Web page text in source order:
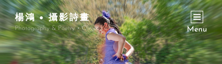
楊鴻 • 攝影詩畫
Photography & Poetry • Oliver Yang Menu